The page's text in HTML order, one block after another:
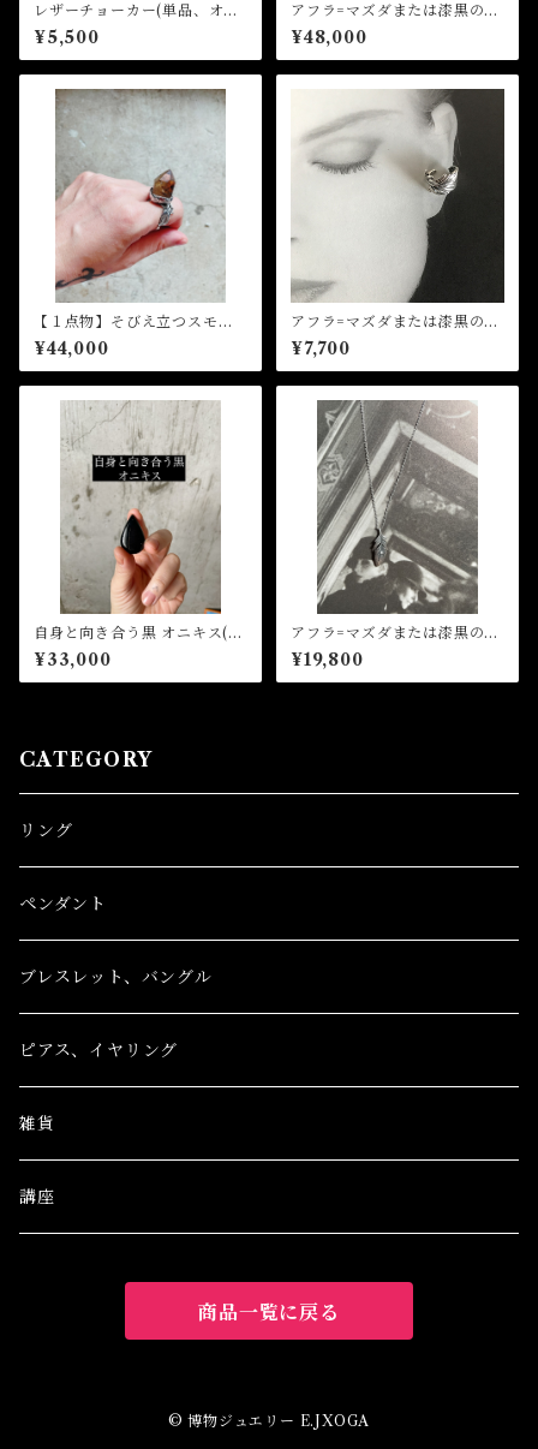
レザーチョーカー(単品、オー
ダー)
¥5,500
アフラ=マズダまたは漆黒の天
使ペンダント （オーダー、ト
ップのみ）
¥48,000
【１点物】そびえ立つスモー
キークォーツのリング
¥44,000
アフラ=マズダまたは漆黒の天
使 フェザーイヤーカフ(オー
ダー)
¥7,700
自身と向き合う黒 オニキス(オ
ーダー、ペンダント加工)
¥33,000
アフラ=マズダまたは漆黒の天
使 シルバーフェザーペンダ
ントwithダイヤ(オーダー)
¥19,800
CATEGORY
リング
ペンダント
ブレスレット、バングル
ピアス、イヤリング
雑貨
講座
商品一覧に戻る
© 博物ジュエリー E.JXOGA